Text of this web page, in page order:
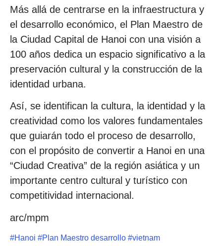
Más allá de centrarse en la infraestructura y
el desarrollo económico, el Plan Maestro de
la Ciudad Capital de Hanoi con una visión a
100 años dedica un espacio significativo a la
preservación cultural y la construcción de la
identidad urbana.
Así, se identifican la cultura, la identidad y la
creatividad como los valores fundamentales
que guiarán todo el proceso de desarrollo,
con el propósito de convertir a Hanoi en una
“Ciudad Creativa” de la región asiática y un
importante centro cultural y turístico con
competitividad internacional.
arc/mpm
#Hanoi #Plan Maestro desarrollo #vietnam